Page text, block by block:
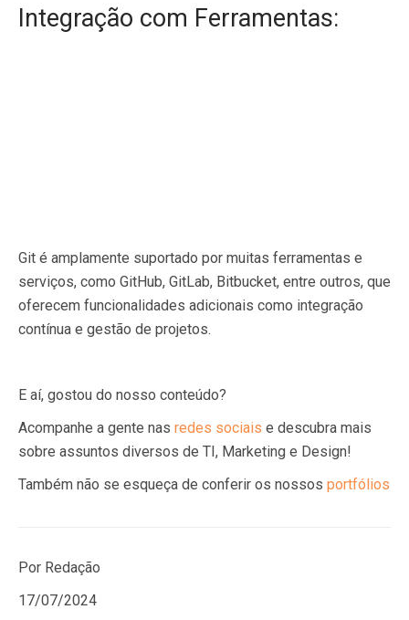
Integração com Ferramentas:
Git é amplamente suportado por muitas ferramentas e
serviços, como GitHub, GitLab, Bitbucket, entre outros, que
oferecem funcionalidades adicionais como integração
contínua e gestão de projetos.
E aí, gostou do nosso conteúdo?
Acompanhe a gente nas redes sociais e descubra mais
sobre assuntos diversos de TI, Marketing e Design!
Também não se esqueça de conferir os nossos portfólios
Por Redação
17/07/2024